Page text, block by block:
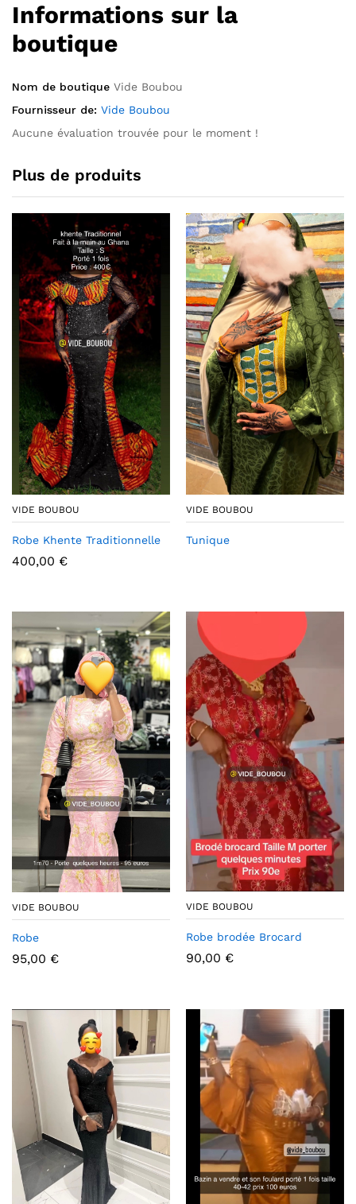
Informations sur la
boutique
Nom de boutique Vide Boubou
Fournisseur de: Vide Boubou
Aucune évaluation trouvée pour le moment !
Plus de produits
VIDE BOUBOU
Robe Khente Traditionnelle
400,00 €
VIDE BOUBOU
Tunique
VIDE BOUBOU
Robe
95,00 €
VIDE BOUBOU
Robe brodée Brocard
90,00 €